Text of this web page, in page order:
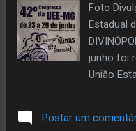
guardar
curiosos.
Foto
Estadual
junho foi
União
(UFSJ)/
Postar um